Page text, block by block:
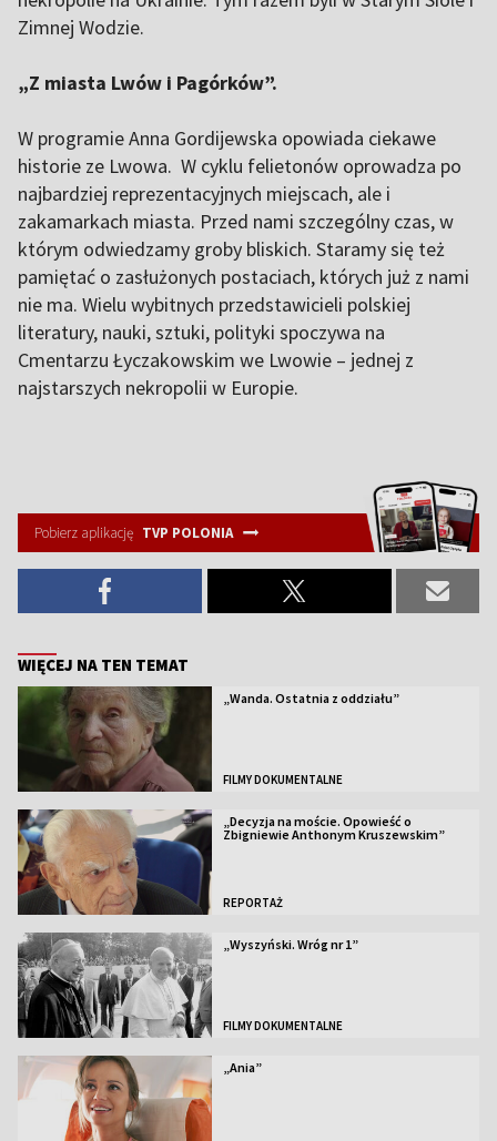
Zimnej Wodzie.
„Z miasta Lwów i Pagórków”.
W programie Anna Gordijewska opowiada ciekawe
historie ze Lwowa. W cyklu felietonów oprowadza po
najbardziej reprezentacyjnych miejscach, ale i
zakamarkach miasta. Przed nami szczególny czas, w
którym odwiedzamy groby bliskich. Staramy się też
pamiętać o zasłużonych postaciach, których już z nami
nie ma. Wielu wybitnych przedstawicieli polskiej
literatury, nauki, sztuki, polityki spoczywa na
Cmentarzu Łyczakowskim we Lwowie – jednej z
najstarszych nekropolii w Europie.
Pobierz aplikację TVP POLONIA
WIĘCEJ NA TEN TEMAT
„Wanda. Ostatnia z oddziału”
FILMY DOKUMENTALNE
„Decyzja na moście. Opowieść o
Zbigniewie Anthonym Kruszewskim”
REPORTAŻ
„Wyszyński. Wróg nr 1”
FILMY DOKUMENTALNE
„Ania”